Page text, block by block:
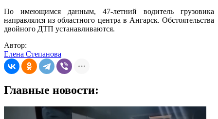
По имеющимся данным, 47-летний водитель грузовика
направлялся из областного центра в Ангарск. Обстоятельства
двойного ДТП устанавливаются.
Автор:
Елена Степанова
Главные новости: